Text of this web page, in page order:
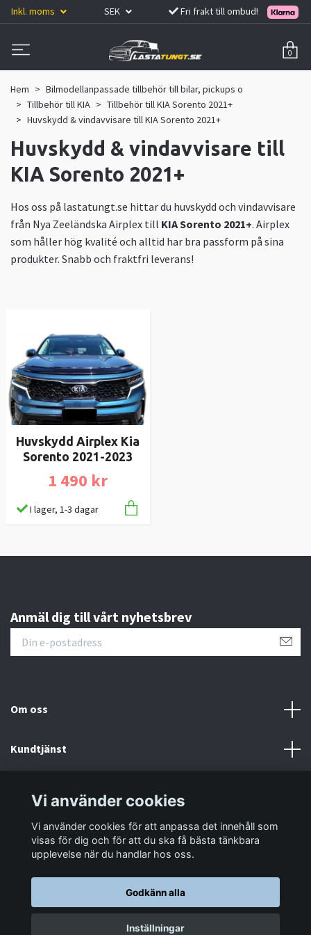
Inkl. moms SEK Fri frakt till ombud!
0
Hem
Bilmodellanpassade tillbehör till bilar, pickups o
Tillbehör till KIA
Tillbehör till KIA Sorento 2021+
Huvskydd & vindavvisare till KIA Sorento 2021+
Huvskydd & vindavvisare till
KIA Sorento 2021+
Hos oss på lastatungt.se hittar du huvskydd och vindavvisare
från Nya Zeeländska Airplex till KIA Sorento 2021+. Airplex
som håller hög kvalité och alltid har bra passform på sina
produkter. Snabb och fraktfri leverans!
Huvskydd Airplex Kia
Sorento 2021-2023
1 490 kr
I lager, 1-3 dagar
Anmäl dig till vårt nyhetsbrev
Om oss
Kundtjänst
Sociala medier
© 2026 LastaTungt.se
Vi använder cookies
Vi använder cookies för att anpassa det innehåll som
visas för dig och för att du ska få bästa tänkbara
upplevelse när du handlar hos oss.
Godkänn alla
Inställningar